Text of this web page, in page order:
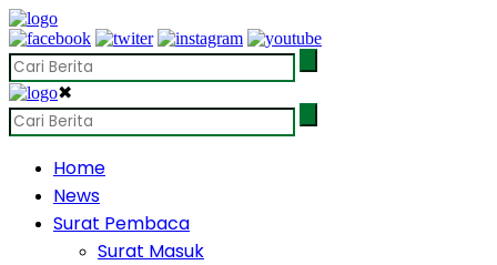
✖
Home
News
Surat Pembaca
Surat Masuk